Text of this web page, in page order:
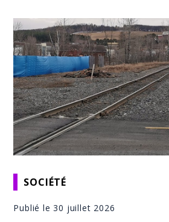
SOCIÉTÉ
Publié le 30 juillet 2026